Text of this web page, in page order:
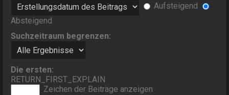
Aufsteigend
Absteigend
Suchzeitraum begrenzen:
Die ersten:
RETURN_FIRST_EXPLAIN
Zeichen der Beiträge anzeigen